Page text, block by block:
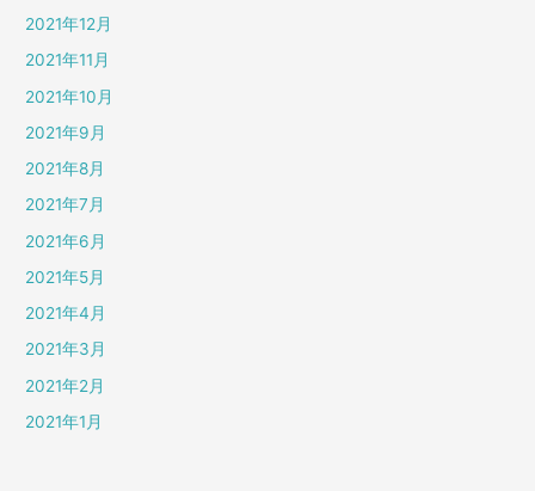
2021年12月
2021年11月
2021年10月
2021年9月
2021年8月
2021年7月
2021年6月
2021年5月
2021年4月
2021年3月
2021年2月
2021年1月